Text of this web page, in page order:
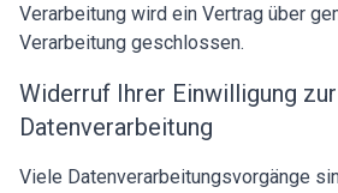
Verarbeitung wird ein Vertrag über
Verarbeitung geschlossen.
Widerruf Ihrer Einwilligung zur
Datenverarbeitung
Viele Datenverarbeitungsvorgänge